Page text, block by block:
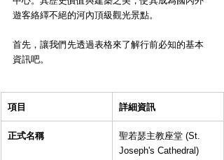
遊客絡繹不絕的河內頂級觀光景點。
首先，讓我們先透過表格來了解行前必知的基本
資訊吧。
項目 詳細資訊
正式名稱
聖若瑟主教座堂 (St.
Joseph's Cathedral)